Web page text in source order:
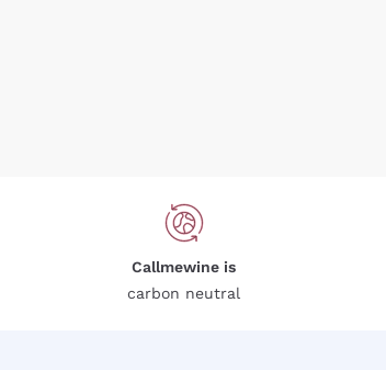
Callmewine is
carbon neutral